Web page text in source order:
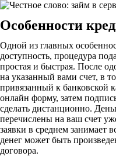
Особенности
Одной из главных
доступность, процедура
простая и быстрая. После
на указанный вами счет, в
привязанный к банковской
онлайн форму, затем
сделать дистанционно.
перечислены на ваш счет
заявки в среднем занимает
денег может быть
договора.